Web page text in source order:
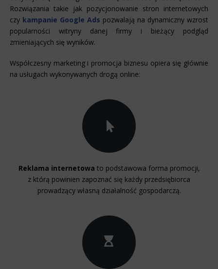
Rozwiązania takie jak pozycjonowanie stron internetowych
czy kampanie Google Ads pozwalają na dynamiczny wzrost
popularności witryny danej firmy i bieżący podgląd
zmieniających się wyników.
Współczesny marketing i promocja biznesu opiera się głównie
na usługach wykonywanych drogą online:
Reklama internetowa to podstawowa forma promocji,
z którą powinien zapoznać się każdy przedsiębiorca
prowadzący własną działalność gospodarczą.